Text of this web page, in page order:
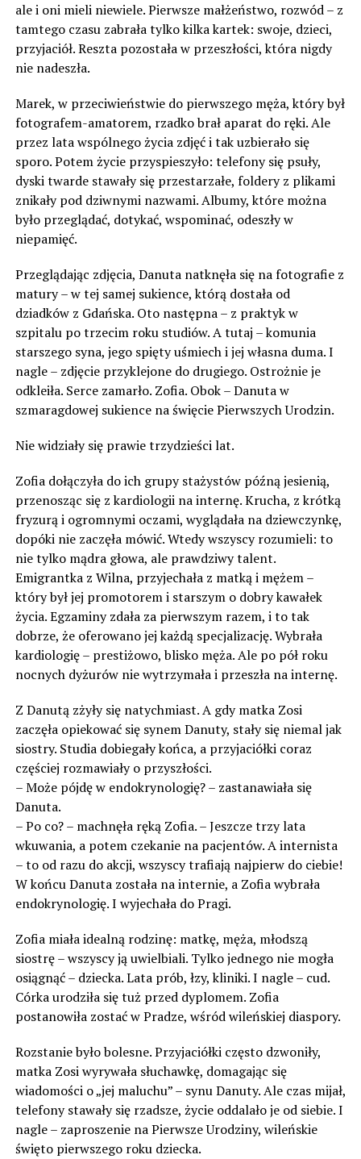
ale i oni mieli niewiele. Pierwsze małżeństwo, rozwód – z
tamtego czasu zabrała tylko kilka kartek: swoje, dzieci,
przyjaciół. Reszta pozostała w przeszłości, która nigdy
nie nadeszła.
Marek, w przeciwieństwie do pierwszego męża, który był
fotografem-amatorem, rzadko brał aparat do ręki. Ale
przez lata wspólnego życia zdjęć i tak uzbierało się
sporo. Potem życie przyspieszyło: telefony się psuły,
dyski twarde stawały się przestarzałe, foldery z plikami
znikały pod dziwnymi nazwami. Albumy, które można
było przeglądać, dotykać, wspominać, odeszły w
niepamięć.
Przeglądając zdjęcia, Danuta natknęła się na fotografie z
matury – w tej samej sukience, którą dostała od
dziadków z Gdańska. Oto następna – z praktyk w
szpitalu po trzecim roku studiów. A tutaj – komunia
starszego syna, jego spięty uśmiech i jej własna duma. I
nagle – zdjęcie przyklejone do drugiego. Ostrożnie je
odkleiła. Serce zamarło. Zofia. Obok – Danuta w
szmaragdowej sukience na święcie Pierwszych Urodzin.
Nie widziały się prawie trzydzieści lat.
Zofia dołączyła do ich grupy stażystów późną jesienią,
przenosząc się z kardiologii na internę. Krucha, z krótką
fryzurą i ogromnymi oczami, wyglądała na dziewczynkę,
dopóki nie zaczęła mówić. Wtedy wszyscy rozumieli: to
nie tylko mądra głowa, ale prawdziwy talent.
Emigrantka z Wilna, przyjechała z matką i mężem –
który był jej promotorem i starszym o dobry kawałek
życia. Egzaminy zdała za pierwszym razem, i to tak
dobrze, że oferowano jej każdą specjalizację. Wybrała
kardiologię – prestiżowo, blisko męża. Ale po pół roku
nocnych dyżurów nie wytrzymała i przeszła na internę.
Z Danutą zżyły się natychmiast. A gdy matka Zosi
zaczęła opiekować się synem Danuty, stały się niemal jak
siostry. Studia dobiegały końca, a przyjaciółki coraz
częściej rozmawiały o przyszłości.
– Może pójdę w endokrynologię? – zastanawiała się
Danuta.
– Po co? – machnęła ręką Zofia. – Jeszcze trzy lata
wkuwania, a potem czekanie na pacjentów. A internista
– to od razu do akcji, wszyscy trafiają najpierw do ciebie!
W końcu Danuta została na internie, a Zofia wybrała
endokrynologię. I wyjechała do Pragi.
Zofia miała idealną rodzinę: matkę, męża, młodszą
siostrę – wszyscy ją uwielbiali. Tylko jednego nie mogła
osiągnąć – dziecka. Lata prób, łzy, kliniki. I nagle – cud.
Córka urodziła się tuż przed dyplomem. Zofia
postanowiła zostać w Pradze, wśród wileńskiej diaspory.
Rozstanie było bolesne. Przyjaciółki często dzwoniły,
matka Zosi wyrywała słuchawkę, domagając się
wiadomości o „jej maluchu” – synu Danuty. Ale czas mijał,
telefony stawały się rzadsze, życie oddalało je od siebie. I
nagle – zaproszenie na Pierwsze Urodziny, wileńskie
święto pierwszego roku dziecka.